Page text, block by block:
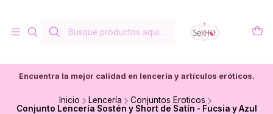
Encuentra la mejor calidad en lencería y artículos eróticos.
Inicio Lencería
Conjuntos Eroticos
Conjunto Lencería Sostén y Short de Satín - Fucsia y Azul